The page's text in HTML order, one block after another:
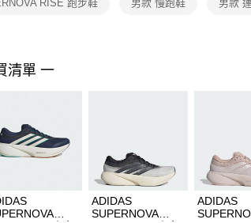
RISE 跑步鞋 男款 慢跑鞋 男款
清單 一
ADIDAS
SUPERNOVA
ADIDAS